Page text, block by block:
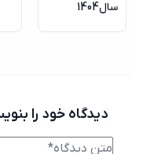
دیدگاه خود را بنویسید